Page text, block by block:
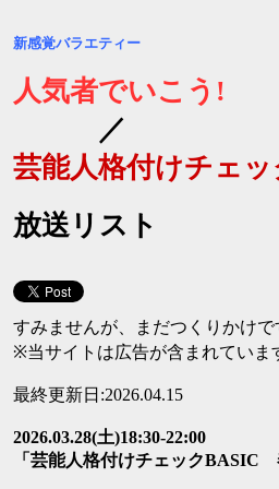
新感覚バラエティー
人気者でいこう!
／
芸能人格付けチェッ
放送リスト
すみませんが、まだつくりかけで
※当サイトは広告が含まれていま
最終更新日:2026.04.15
2026.03.28(土)18:30-22:00
「芸能人格付けチェックBASIC